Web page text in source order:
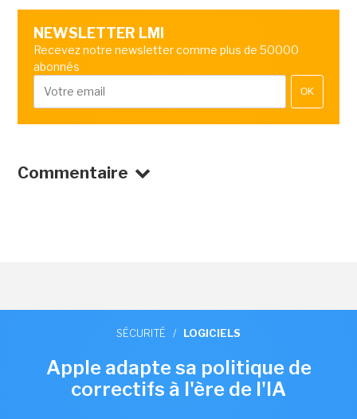
NEWSLETTER LMI
Recevez notre newsletter comme plus de 50000
abonnés
OK
Commentaire
SÉCURITÉ / LOGICIELS
Apple adapte sa politique de
correctifs à l'ère de l'IA